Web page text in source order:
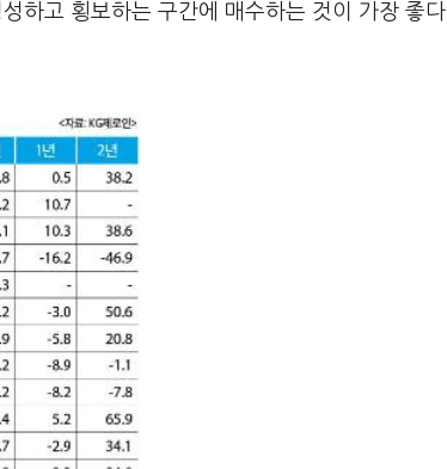
하고 횡보하는 구간에 매수하는 것이 가장 좋다.